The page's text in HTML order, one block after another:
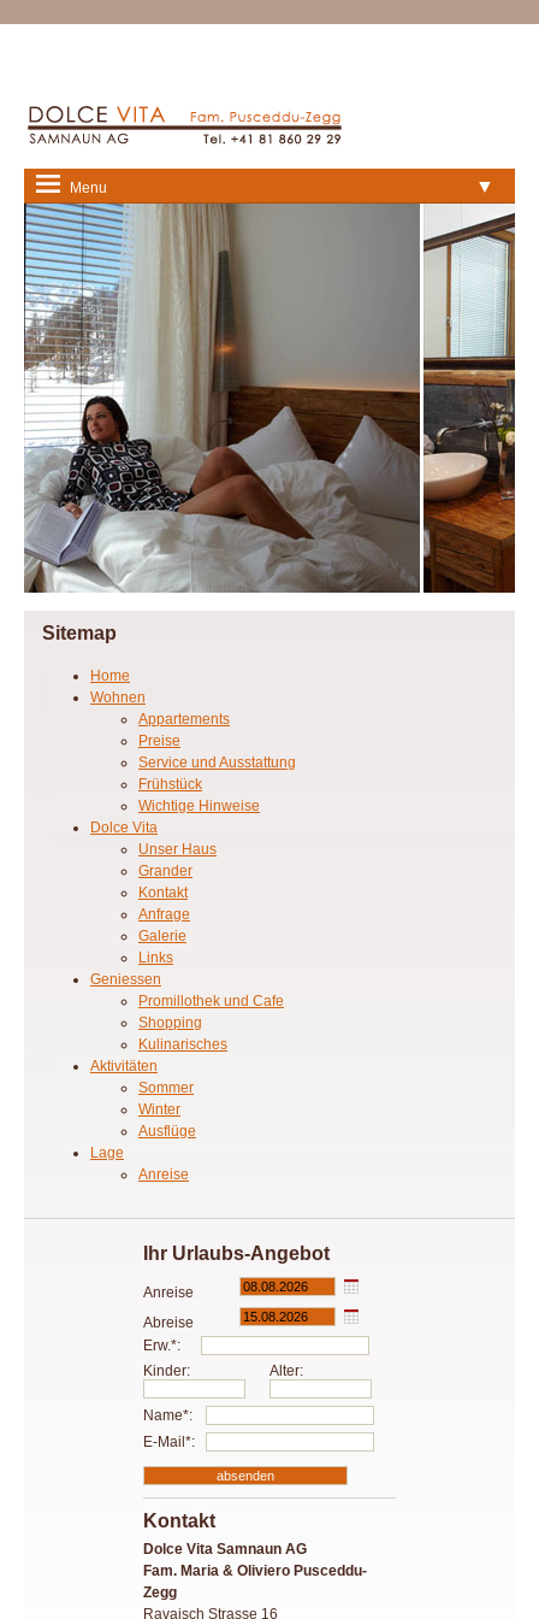
Menu ▼
Sitemap
Home
Wohnen
Appartements
Preise
Service und Ausstattung
Frühstück
Wichtige Hinweise
Dolce Vita
Unser Haus
Grander
Kontakt
Anfrage
Galerie
Links
Geniessen
Promillothek und Cafe
Shopping
Kulinarisches
Aktivitäten
Sommer
Winter
Ausflüge
Lage
Anreise
Ihr Urlaubs-Angebot
Anreise
Abreise
Erw.*:
Kinder:
Alter:
Name*:
E-Mail*:
Kontakt
Dolce Vita Samnaun AG
Fam. Maria & Oliviero Pusceddu-
Zegg
Ravaisch Strasse 16